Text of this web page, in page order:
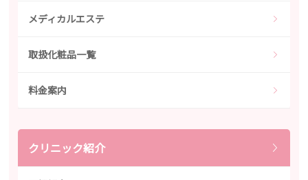
メディカルエステ
取扱化粧品一覧
料金案内
クリニック紹介